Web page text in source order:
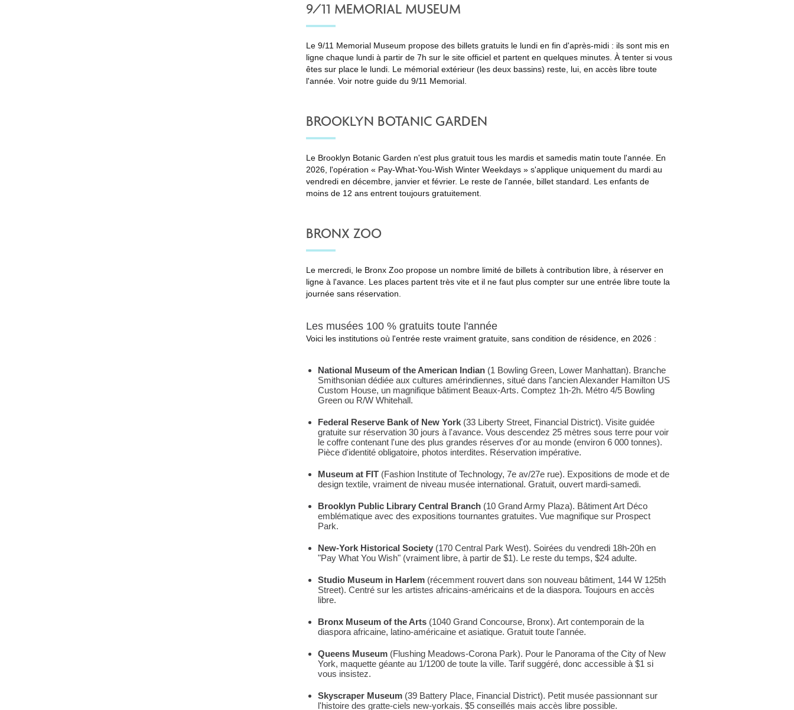
9/11 MEMORIAL MUSEUM
Le 9/11 Memorial Museum propose des billets gratuits le lundi en fin d'après-midi : ils sont mis en
ligne chaque lundi à partir de 7h sur le site officiel et partent en quelques minutes. À tenter si vous
êtes sur place le lundi. Le mémorial extérieur (les deux bassins) reste, lui, en accès libre toute
l'année. Voir notre guide du 9/11 Memorial
BROOKLYN BOTANIC GARDEN
Le Brooklyn Botanic Garden n'est plus gratuit tous les mardis et samedis matin toute l'année. En
2026, l'opération « Pay-What-You-Wish Winter Weekdays » s'applique uniquement du mardi au
vendredi en décembre, janvier et février. Le reste de l'année, billet standard. Les enfants de
moins de 12 ans entrent toujours gratuitement.
BRONX ZOO
Le mercredi, le Bronx Zoo propose un nombre limité de billets à contribution libre, à réserver en
ligne à l'avance. Les places partent très vite et il ne faut plus compter sur une entrée libre toute la
journée sans réservation.
Les musées 100 % gratuits toute l'année
Voici les institutions où l'entrée reste vraiment gratuite, sans condition de résidence, en 2026 :
National Museum of the American Indian (1 Bowling Green, Lower Manhattan). Branche
Smithsonian dédiée aux cultures amérindiennes, situé dans l'ancien Alexander Hamilton US
Custom House, un magnifique bâtiment Beaux-Arts. Comptez 1h-2h. Métro 4/5 Bowling
Green ou R/W Whitehall.
Federal Reserve Bank of New York (33 Liberty Street, Financial District). Visite guidée
gratuite sur réservation 30 jours à l'avance. Vous descendez 25 mètres sous terre pour voir
le coffre contenant l'une des plus grandes réserves d'or au monde (environ 6 000 tonnes).
Pièce d'identité obligatoire, photos interdites. Réservation impérative.
Museum at FIT (Fashion Institute of Technology, 7e av/27e rue). Expositions de mode et de
design textile, vraiment de niveau musée international. Gratuit, ouvert mardi-samedi.
Brooklyn Public Library Central Branch (10 Grand Army Plaza). Bâtiment Art Déco
emblématique avec des expositions tournantes gratuites. Vue magnifique sur Prospect
Park.
New-York Historical Society (170 Central Park West). Soirées du vendredi 18h-20h en
"Pay What You Wish" (vraiment libre, à partir de $1). Le reste du temps, $24 adulte.
Studio Museum in Harlem (récemment rouvert dans son nouveau bâtiment, 144 W 125th
Street). Centré sur les artistes africains-américains et de la diaspora. Toujours en accès
libre.
Bronx Museum of the Arts (1040 Grand Concourse, Bronx). Art contemporain de la
diaspora africaine, latino-américaine et asiatique. Gratuit toute l'année.
Queens Museum (Flushing Meadows-Corona Park). Pour le Panorama of the City of New
York, maquette géante au 1/1200 de toute la ville. Tarif suggéré, donc accessible à $1 si
vous insistez.
Skyscraper Museum (39 Battery Place, Financial District). Petit musée passionnant sur
l'histoire des gratte-ciels new-yorkais. $5 conseillés mais accès libre possible.